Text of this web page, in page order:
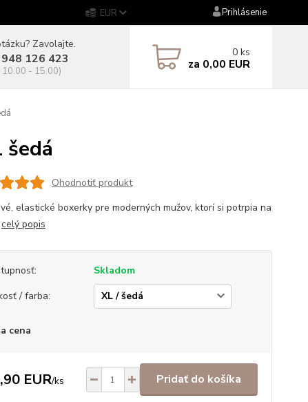
EUR Prihlásenie
Zavolajte.
126 423
10.00 - 15.00)
0 ks
za 0,00 EUR
šedá
Ohodnotiť produkt
elastické boxerky pre moderných mužov, ktorí si potrpia na
celý popis
Skladom
/ farba:
cena
EUR/ks Pridať do košíka